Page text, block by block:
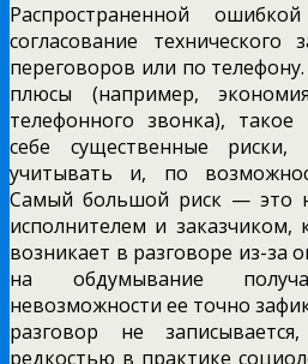
Распространенной
согласование
переговоров или по
плюсы (например,
телефонного звонка), такое
себе существенные риски,
учитывать и, по
Самый большой риск — это
исполнителем и заказчиком,
возникает в разговоре из-за
на обдумывание
невозможности ее точно
разговор не
редкостью в практике